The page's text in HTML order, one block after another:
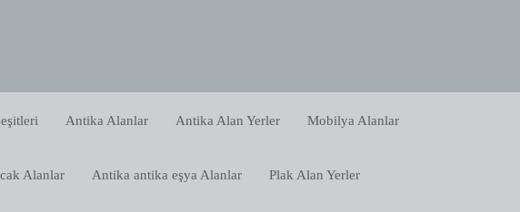
Antika Alanlar Antika Alan Yerler Mobilya Alanlar
Alanlar Antika antika eşya Alanlar Plak Alan Yerler